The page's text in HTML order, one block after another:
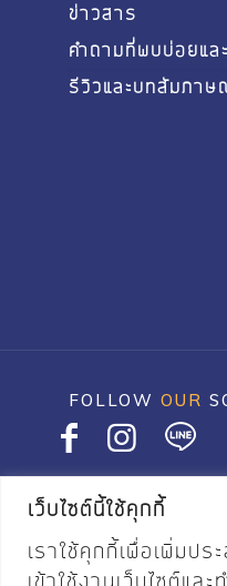
เว็บไซต์นี้ใช้คุกกี้
เราใช้คุกกี้เพื่อเพิ่มป
เข้าใช้งานเว็บไซต์แ
ข่าวสาร
คำถามที่พบบ่อยแล
รีวิวและบทสัมภาษ
FOLLOW OUR
©2020